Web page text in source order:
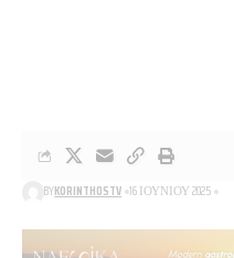
BYKORINTHOSTV 16 ΙΟΥΝΊΟΥ 2025